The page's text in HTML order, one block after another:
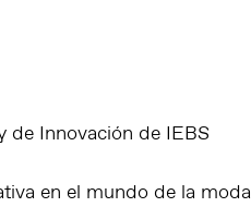
de Innovación de IEBS
en el mundo de la moda